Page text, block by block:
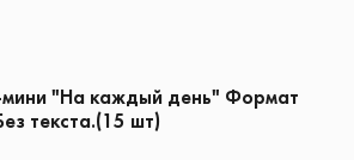
мини "На каждый день" Формат
текста.(15 шт)